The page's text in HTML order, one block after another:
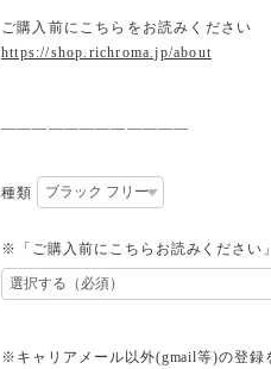
ご購入前にこちらをお読みください
https://shop.richroma.jp/about
————————————
種類
※「ご購入前にこちらお読みください
※キャリアメール以外(gmail等)の登録